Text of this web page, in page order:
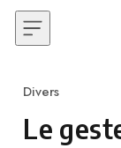
Skip to content
Category
Divers
Le